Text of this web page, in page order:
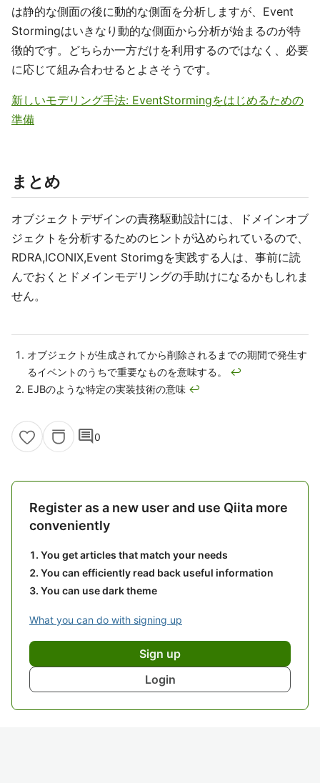
は静的な側面の後に動的な側面を分析しますが、Event
Stormingはいきなり動的な側面から分析が始まるのが特
徴的です。どちらか一方だけを利用するのではなく、必要
に応じて組み合わせるとよさそうです。
新しいモデリング手法: EventStormingをはじめるための
準備
まとめ
オブジェクトデザインの責務駆動設計には、ドメインオブ
ジェクトを分析するためのヒントが込められているので、
RDRA,ICONIX,Event Storimgを実践する人は、事前に読
んでおくとドメインモデリングの手助けになるかもしれま
せん。
オブジェクトが生成されてから削除されるまでの期間で発生す
るイベントのうちで重要なものを意味する。 ↩
EJBのような特定の実装技術の意味 ↩
comment0
Register as a new user and use Qiita more
conveniently
You get articles that match your needs
You can efficiently read back useful information
You can use dark theme
What you can do with signing up
Sign up
Login